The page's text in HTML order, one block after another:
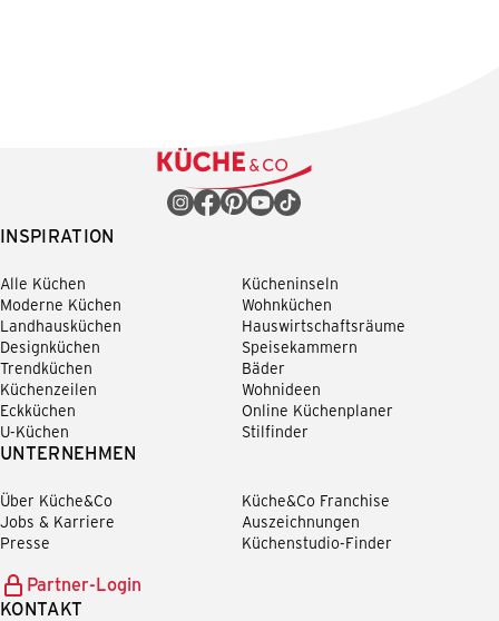
INSPIRATION
Alle Küchen
Moderne Küchen
Landhausküchen
Designküchen
Trendküchen
Küchenzeilen
Eckküchen
U-Küchen
Kücheninseln
Wohnküchen
Hauswirtschaftsräume
Speisekammern
Bäder
Wohnideen
Online Küchenplaner
Stilfinder
UNTERNEHMEN
Über Küche&Co
Jobs & Karriere
Presse
Küche&Co Franchise
Auszeichnungen
Küchenstudio-Finder
Partner-Login
KONTAKT